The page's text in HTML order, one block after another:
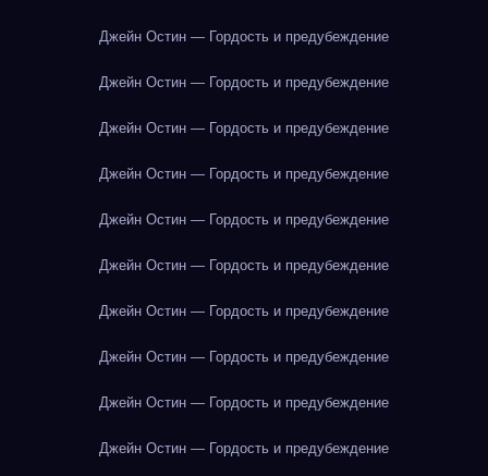
Джейн Остин — Гордость и предубеждение
Джейн Остин — Гордость и предубеждение
Джейн Остин — Гордость и предубеждение
Джейн Остин — Гордость и предубеждение
Джейн Остин — Гордость и предубеждение
Джейн Остин — Гордость и предубеждение
Джейн Остин — Гордость и предубеждение
Джейн Остин — Гордость и предубеждение
Джейн Остин — Гордость и предубеждение
Джейн Остин — Гордость и предубеждение